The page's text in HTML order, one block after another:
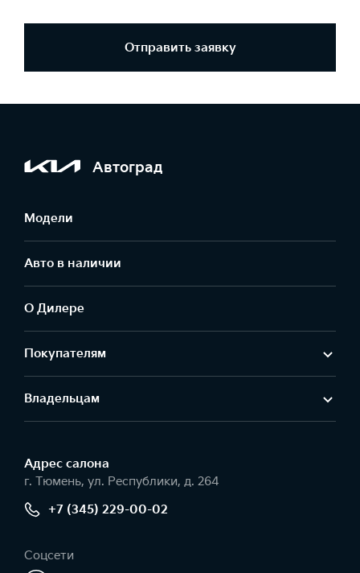
Отправить заявку
Автоград
Модели
Авто в наличии
О Дилере
Покупателям
Владельцам
Адрес салонa
г. Тюмень, ул. Республики, д. 264
+7 (345) 229-00-02
Соцсети